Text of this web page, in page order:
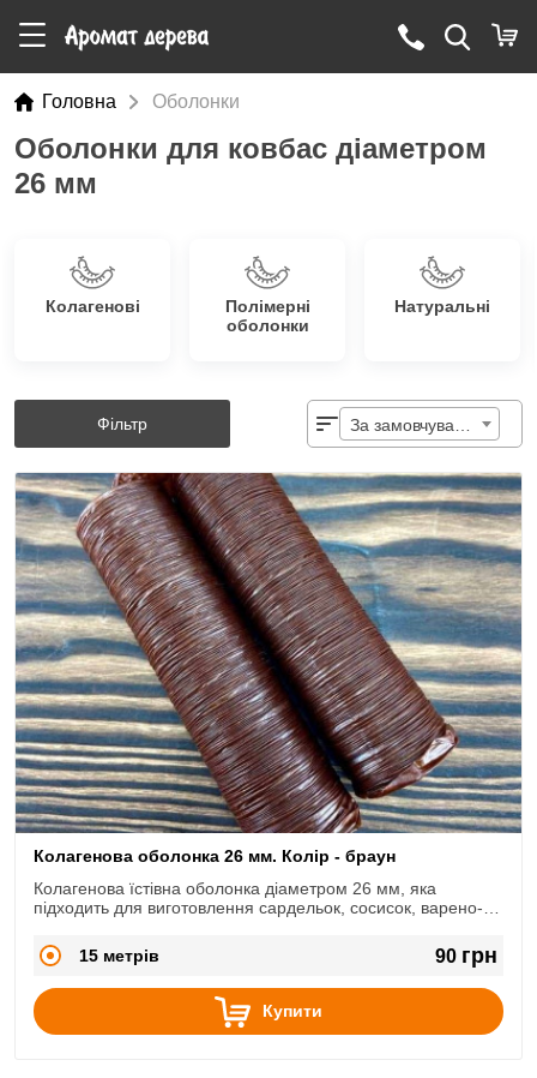
Головна Оболонки
Оболонки для ковбас діаметром
26 мм
Колагенові
Полімерні
оболонки
Натуральні
Фільтр
Колагенова оболонка 26 мм. Колір - браун
Колагенова їстівна оболонка діаметром 26 мм, яка
підходить для виготовлення сардельок, сосисок, варено-
15 метрів
90 грн
Купити